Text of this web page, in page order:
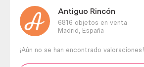
Antiguo Rincón
6816 objetos en venta
Madrid,
España
¡Aún no se han encontrado valoraciones!